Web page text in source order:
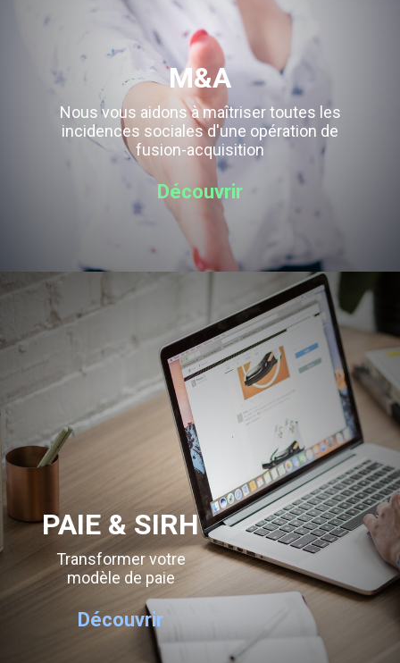
M&A
Nous vous aidons à maîtriser toutes les
incidences sociales d'une opération de
fusion-acquisition
Découvrir
PAIE & SIRH
Transformer votre
modèle de paie
Découvrir